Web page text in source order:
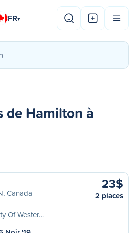
FR▾
de Hamilton à
Canada
Of Wester…
23$
2 places